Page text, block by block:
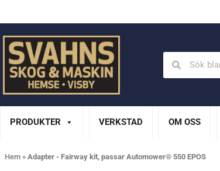
PRODUKTER VERKSTAD OM OSS
Hem » Adapter - Fairway kit, passar Automower® 550 EPOS